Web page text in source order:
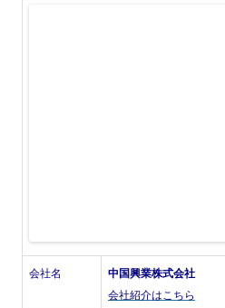
会社名
中国興業株式会社
会社紹介はこちら